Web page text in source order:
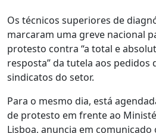
Os técnicos superiores de
marcaram uma greve nacional
protesto contra “a total e
resposta” da tutela aos pedidos
sindicatos do setor.
Para o mesmo dia, está
de protesto em frente ao
Lisboa, anuncia em